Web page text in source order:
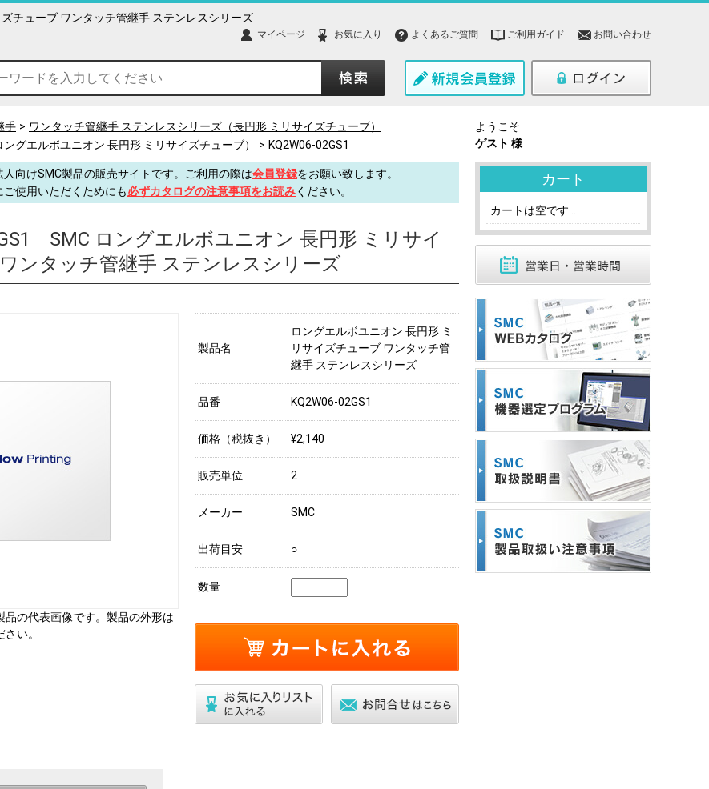
チューブ ワンタッチ管継手 ステンレスシリーズ
マイページ お気に入り よくあるご質問 ご利用ガイド お問い合わせ
手
ワンタッチ管継手 ステンレスシリーズ（長円形 ミリサイズチューブ）
ングエルボユニオン 長円形 ミリサイズチューブ）
KQ2W06-02GS1
人向けSMC製品の販売サイトです。ご利用の際は会員登録をお願い致します。
ご使用いただくためにも必ずカタログの注意事項をお読みください。
SMC ロングエルボユニオン 長円形 ミリサイ
ンタッチ管継手 ステンレスシリーズ
品の代表画像です。製品の外形は
い。
製品名
ロングエルボユニオン 長円形 ミ
リサイズチューブ ワンタッチ管
継手 ステンレスシリーズ
品番 KQ2W06-02GS1
価格（税抜き） ¥2,140
販売単位 2
メーカー SMC
出荷目安 ○
数量
ようこそ
ゲスト 様
カート
カートは空です...